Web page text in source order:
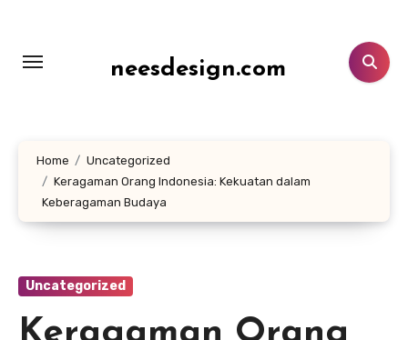
konten
neesdesign.com
Home
Uncategorized
Keragaman Orang Indonesia: Kekuatan dalam
Keberagaman Budaya
Uncategorized